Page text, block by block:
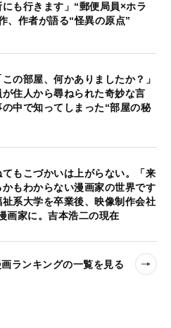
も行きます」“郵便局員×ホラ
、作者が語る“怪異の原点”
この部屋、何かありましたか？」
住人から尋ねられた奇妙な言
中で知ってしまった“部屋の秘
もこづかいは上がらない。「来
かもわからない漫画家の世界です
系大学を卒業後、映像制作会社
画家に。吉本浩二の現在
ランキングの一覧を見る